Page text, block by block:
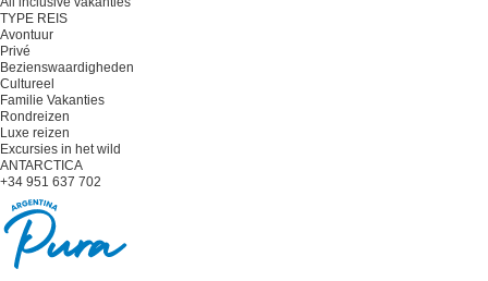
TYPE REIS
Avontuur
Privé
Bezienswaardigheden
Cultureel
Familie Vakanties
Rondreizen
Luxe reizen
Excursies in het wild
ANTARCTICA
+34 951 637 702